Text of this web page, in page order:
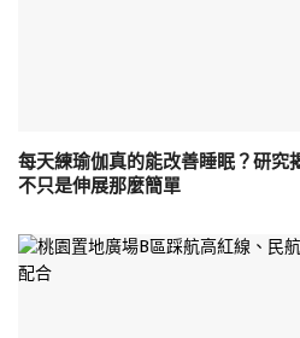
每天練瑜伽真的能改善睡眠？研究
不只是伸展那麼簡單